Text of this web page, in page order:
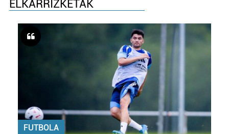
ELKARRIZKETAK
FUTBOLA